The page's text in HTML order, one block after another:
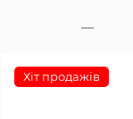
Хіт продажів